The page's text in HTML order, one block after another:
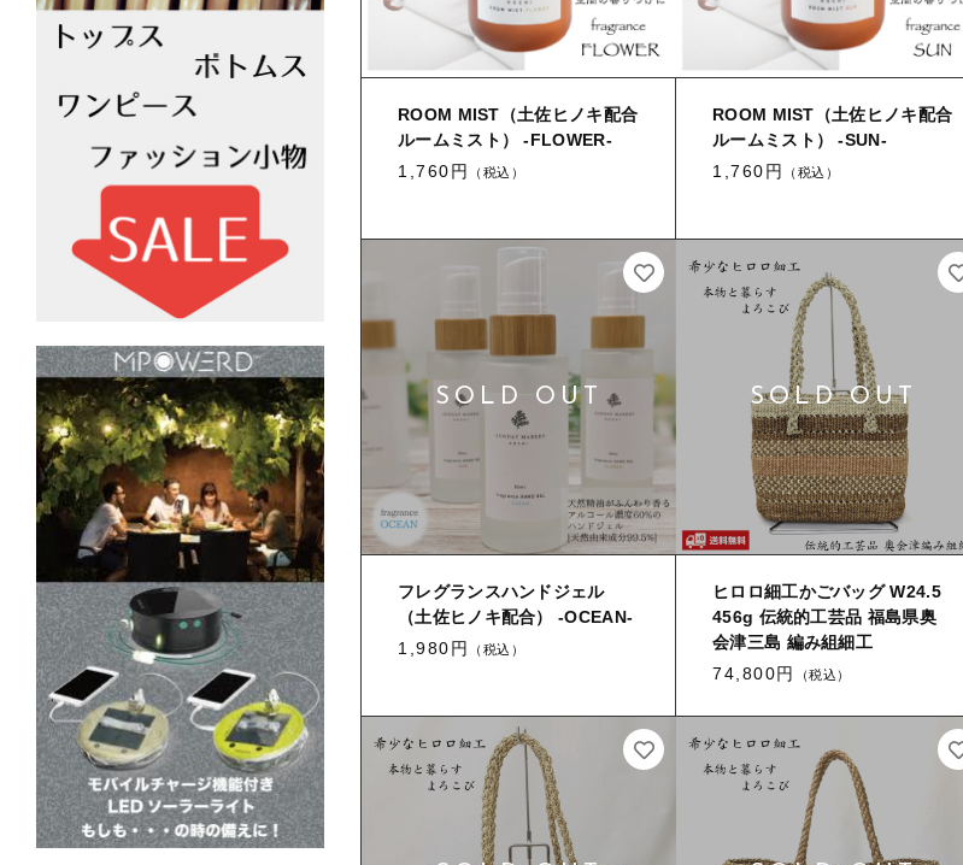
ROOM MIST（土佐ヒノキ配合
ルームミスト） -FLOWER-
1,760円
（税込）
ROOM MIST（土佐ヒノキ配合
ルームミスト） -SUN-
1,760円
（税込）
フレグランスハンドジェル
（土佐ヒノキ配合） -OCEAN-
1,980円
（税込）
ヒロロ細工かごバッグ W24.5
456g 伝統的工芸品 福島県奥
会津三島 編み組細工
74,800円
（税込）